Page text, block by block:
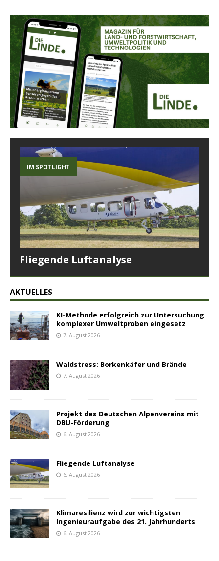
IM SPOTLIGHT
Fliegende Luftanalyse
AKTUELLES
KI-Methode erfolgreich zur Untersuchung
komplexer Umweltproben eingesetz
7. August 2026
Waldstress: Borkenkäfer und Brände
7. August 2026
Projekt des Deutschen Alpenvereins mit
DBU-Förderung
6. August 2026
Fliegende Luftanalyse
6. August 2026
Klimaresilienz wird zur wichtigsten
Ingenieuraufgabe des 21. Jahrhunderts
6. August 2026